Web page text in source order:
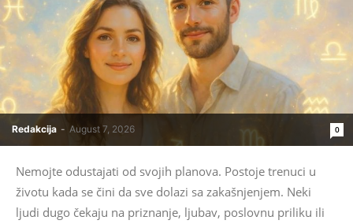
Redakcija - August 7, 2026 0
Nemojte odustajati od svojih planova. Postoje trenuci u
životu kada se čini da sve dolazi sa zakašnjenjem. Neki
ljudi dugo čekaju na priznanje, ljubav, poslovnu priliku ili